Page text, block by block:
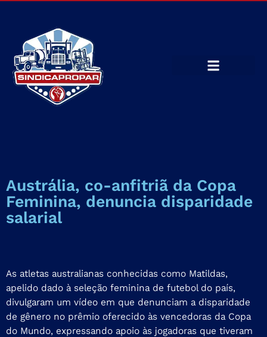
Austrália, co-anfitriã da Copa
Feminina, denuncia disparidade
salarial
As atletas australianas conhecidas como Matildas,
apelido dado à seleção feminina de futebol do país,
divulgaram um vídeo em que denunciam a disparidade
de gênero no prêmio oferecido às vencedoras da Copa
do Mundo, expressando apoio às jogadoras que tiveram